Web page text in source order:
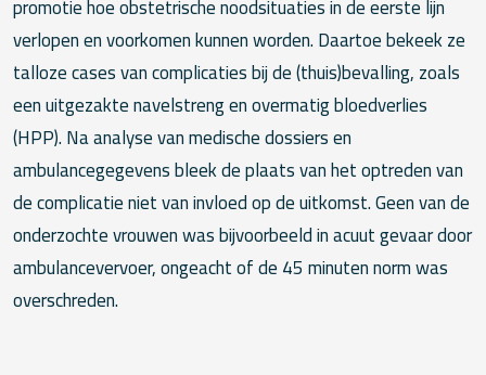
promotie hoe obstetrische noodsituaties in de eerste lijn
verlopen en voorkomen kunnen worden. Daartoe bekeek ze
talloze cases van complicaties bij de (thuis)bevalling, zoals
een uitgezakte navelstreng en overmatig bloedverlies
(HPP). Na analyse van medische dossiers en
ambulancegegevens bleek de plaats van het optreden van
de complicatie niet van invloed op de uitkomst. Geen van de
onderzochte vrouwen was bijvoorbeeld in acuut gevaar door
ambulancevervoer, ongeacht of de 45 minuten norm was
overschreden.